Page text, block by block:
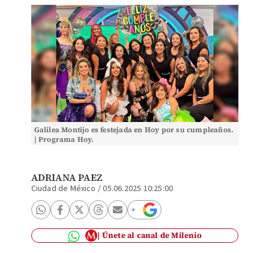
Galilea Montijo es festejada en Hoy por su cumpleaños.
| Programa Hoy.
ADRIANA PAEZ
Ciudad de México /05.06.2025 10:25:00
Únete al canal de Milenio